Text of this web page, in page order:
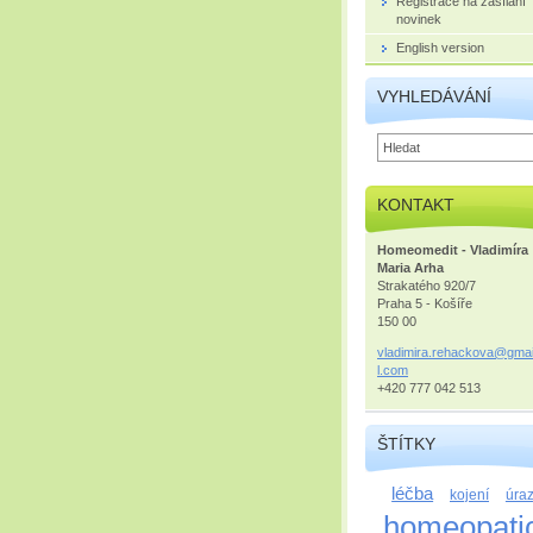
novinek
English version
VYHLEDÁVÁNÍ
KONTAKT
Homeomedit - Vladimíra
Maria Arha
Strakatého 920/7
Praha 5 - Košíře
150 00
vladimira.rehackova@gmai
l.com
+420 777 042 513
ŠTÍTKY
léčba kojení